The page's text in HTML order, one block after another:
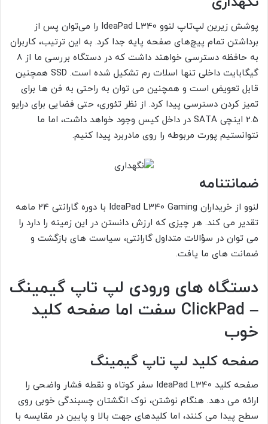
پوشش زیرین لپ‌تاپ لنوو IdeaPad L340 را می‌توان پس از
برداشتن تمام پیچ‌های صفحه پایه جدا کرد. به این ترتیب، کاربران
به حافظه دسترسی خواهند داشت که در دستگاه بررسی ما از 8
گیگابایت داخلی تنها اسلات رم تشکیل شده است. SSD همچنین
قابل تعویض است و همچنین می توان به راحتی به فن ها برای
تمیز کردن دسترسی پیدا کرد. از نظر تئوری، حتی فضایی برای درایو
2.5 اینچی SATA در داخل کیس وجود خواهد داشت، اما ما
نتوانستیم پورت مربوطه را روی مادربرد پیدا کنیم.
ضمانتنامه
لنوو از خریداران IdeaPad L340 Gaming با دوره گارانتی 24 ماهه
تقدیر می کند. هر چیزی که ارزش دانستن در این زمینه را دارد را
می توان در سؤالات متداول گارانتی، سیاست های بازگشت و
ضمانت های ما یافت.
دستگاه های ورودی لپ تاپ گیمینگ
– ClickPad سفت اما صفحه کلید
خوب
صفحه کلید لپ تاپ گیمینگ
صفحه کلید IdeaPad L340 سفر کوتاه و نقطه فشار واضحی را
ارائه می دهد. هنگام نوشتن، نوک انگشتان چسبندگی خوبی روی
سطح پیدا می کنند، اما کلیدهای جهت بالا و پایین در مقایسه با